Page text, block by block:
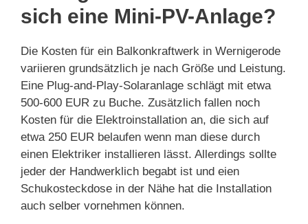
sich eine Mini-PV-Anlage?
Die Kosten für ein Balkonkraftwerk in Wernigerode
variieren grundsätzlich je nach Größe und Leistung.
Eine Plug-and-Play-Solaranlage schlägt mit etwa
500-600 EUR zu Buche. Zusätzlich fallen noch
Kosten für die Elektroinstallation an, die sich auf
etwa 250 EUR belaufen wenn man diese durch
einen Elektriker installieren lässt. Allerdings sollte
jeder der Handwerklich begabt ist und eien
Schukosteckdose in der Nähe hat die Installation
auch selber vornehmen können.